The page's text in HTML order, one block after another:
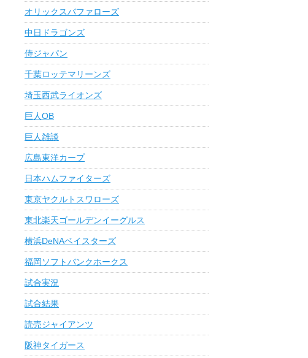
オリックスバファローズ
中日ドラゴンズ
侍ジャパン
千葉ロッテマリーンズ
埼玉西武ライオンズ
巨人OB
巨人雑談
広島東洋カープ
日本ハムファイターズ
東京ヤクルトスワローズ
東北楽天ゴールデンイーグルス
横浜DeNAベイスターズ
福岡ソフトバンクホークス
試合実況
試合結果
読売ジャイアンツ
阪神タイガース